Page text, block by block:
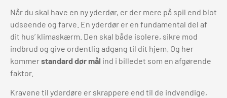
Når du skal have en ny yderdør, er der mere på spil end blot
udseende og farve. En yderdør er en fundamental del af
dit hus’ klimaskærm. Den skal både isolere, sikre mod
indbrud og give ordentlig adgang til dit hjem. Og her
kommerstandard dør mål ind i billedet som en afgørende
faktor.
Kravene til yderdøre er skrappere end til de indvendige,